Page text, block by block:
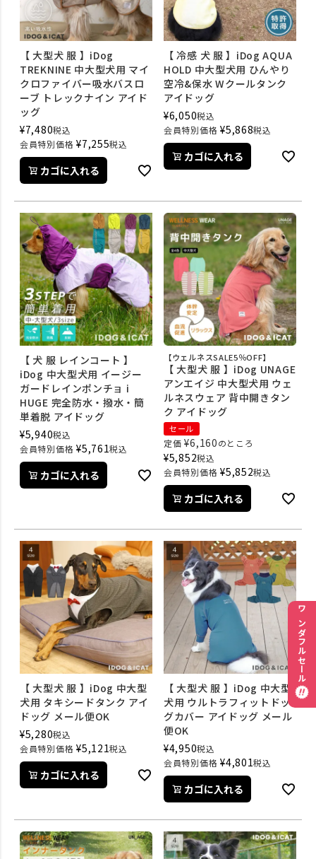
【 大型犬 服 】iDog
TREKNINE 中大型犬用 マイ
クロファイバー吸水バスロ
ーブ トレックナイン アイド
ッグ
¥7,480税込
会員特別価格 ¥7,255税込
カゴに入れる
【 冷感 犬 服 】iDog AQUA
HOLD 中大型犬用 ひんやり
空冷&保水 Wクールタンク
アイドッグ
¥6,050税込
会員特別価格 ¥5,868税込
カゴに入れる
【 犬 服 レインコート 】
iDog 中大型犬用 イージー
ガードレインポンチョ i
HUGE 完全防水・撥水・簡
単着脱 アイドッグ
¥5,940税込
会員特別価格 ¥5,761税込
カゴに入れる
【ウェルネスSALE5％OFF】
【 大型犬 服 】iDog UNAGE
アンエイジ 中大型犬用 ウェ
ルネスウェア 背中開きタン
ク アイドッグ
セール
定価 ¥6,160のところ
¥5,852税込
会員特別価格 ¥5,852税込
カゴに入れる
【 大型犬 服 】iDog 中大型
犬用 タキシードタンク アイ
ドッグ メール便OK
¥5,280税込
会員特別価格 ¥5,121税込
カゴに入れる
【 大型犬 服 】iDog 中大型
犬用 ウルトラフィットドッ
グカバー アイドッグ メール
便OK
¥4,950税込
会員特別価格 ¥4,801税込
カゴに入れる
ワンダフルセール